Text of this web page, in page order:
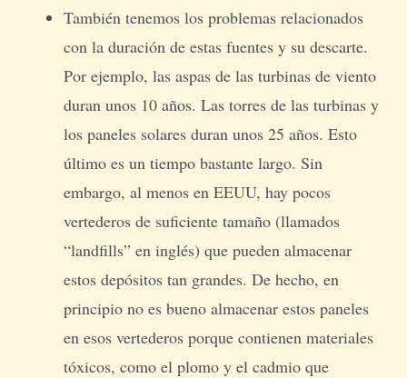
También tenemos los problemas relacionados
con la duración de estas fuentes y su descarte.
Por ejemplo, las aspas de las turbinas de viento
duran unos 10 años. Las torres de las turbinas y
los paneles solares duran unos 25 años. Esto
último es un tiempo bastante largo. Sin
embargo, al menos en EEUU, hay pocos
vertederos de suficiente tamaño (llamados
“landfills” en inglés) que pueden almacenar
estos depósitos tan grandes. De hecho, en
principio no es bueno almacenar estos paneles
en esos vertederos porque contienen materiales
tóxicos, como el plomo y el cadmio que